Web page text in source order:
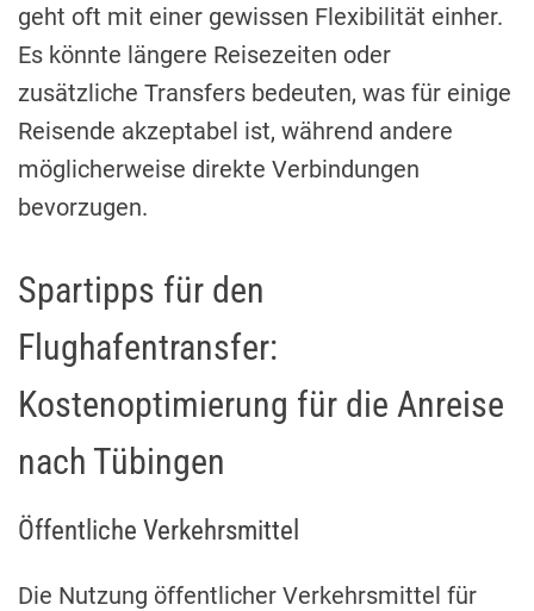
geht oft mit einer gewissen Flexibilität einher.
Es könnte längere Reisezeiten oder
zusätzliche Transfers bedeuten, was für einige
Reisende akzeptabel ist, während andere
möglicherweise direkte Verbindungen
bevorzugen.
Spartipps für den
Flughafentransfer:
Kostenoptimierung für die Anreise
nach Tübingen
Öffentliche Verkehrsmittel
Die Nutzung öffentlicher Verkehrsmittel für